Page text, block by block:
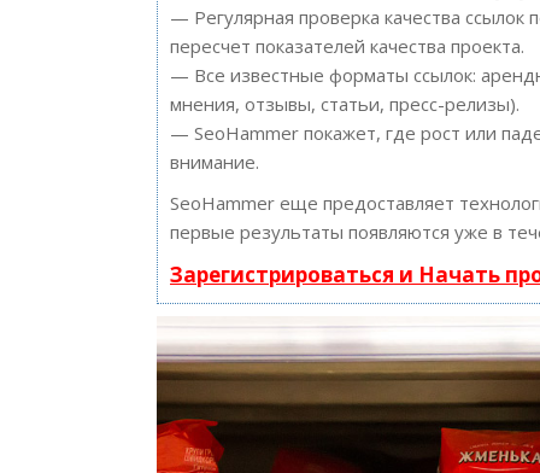
— Регулярная проверка качества
пересчет показателей качества проекта.
— Все известные форматы ссылок:
мнения, отзывы, статьи, пресс-релизы).
— SeoHammer покажет, где рост или
внимание.
SeoHammer еще предоставляет
первые результаты появляются уже в
Зарегистрироваться и Начать